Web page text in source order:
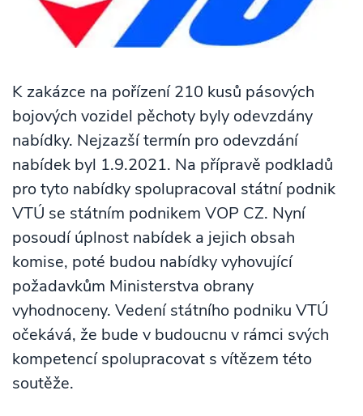
K zakázce na pořízení 210 kusů pásových
bojových vozidel pěchoty byly odevzdány
nabídky. Nejzazší termín pro odevzdání
nabídek byl 1.9.2021. Na přípravě podkladů
pro tyto nabídky spolupracoval státní podnik
VTÚ se státním podnikem VOP CZ. Nyní
posoudí úplnost nabídek a jejich obsah
komise, poté budou nabídky vyhovující
požadavkům Ministerstva obrany
vyhodnoceny. Vedení státního podniku VTÚ
očekává, že bude v budoucnu v rámci svých
kompetencí spolupracovat s vítězem této
soutěže.